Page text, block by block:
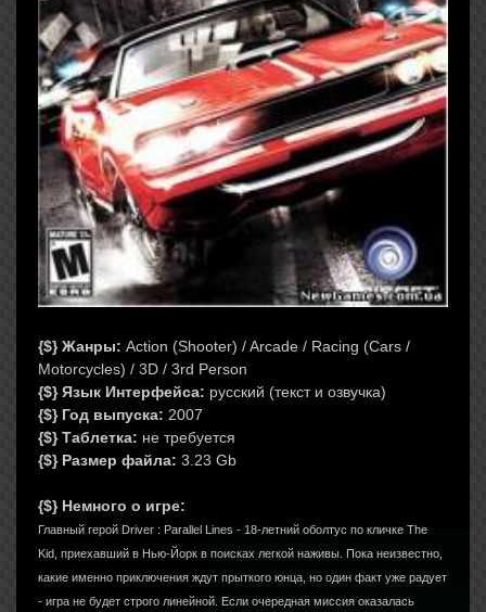
{$}Жанры: Action (Shooter) / Arcade / Racing (Cars /
Motorcycles) / 3D / 3rd Person
{$}Язык Интерфейса: русский (текст и озвучка)
{$} Год выпуска: 2007
{$}Таблетка: не требуется
{$} Размер файла: 3.23 Gb
{$} Немного о игре:
Главный герой Driver : Parallel Lines - 18-летний оболтус по кличке The
Kid, приехавший в Нью-Йорк в поисках легкой наживы. Пока неизвестно,
какие именно приключения ждут прыткого юнца, но один факт уже радует
- игра не будет строго линейной. Если очередная миссия оказалась